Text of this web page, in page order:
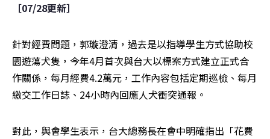
［07/28更新］
針對經費問題，郭璇澄清，過去是以指導學生方式協助校
園遊蕩犬隻，今年4月首次與台大以標案方式建立正式合
作關係，每月經費4.2萬元，工作內容包括定期巡檢、每月
繳交工作日誌、24小時內回應人犬衝突通報。
對此，與會學生表示，台大總務長在會中明確指出「花費